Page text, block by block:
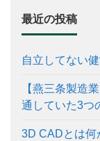
最近の投稿
自立してない
【燕三条製造
通していた3つ
3D CADとは何